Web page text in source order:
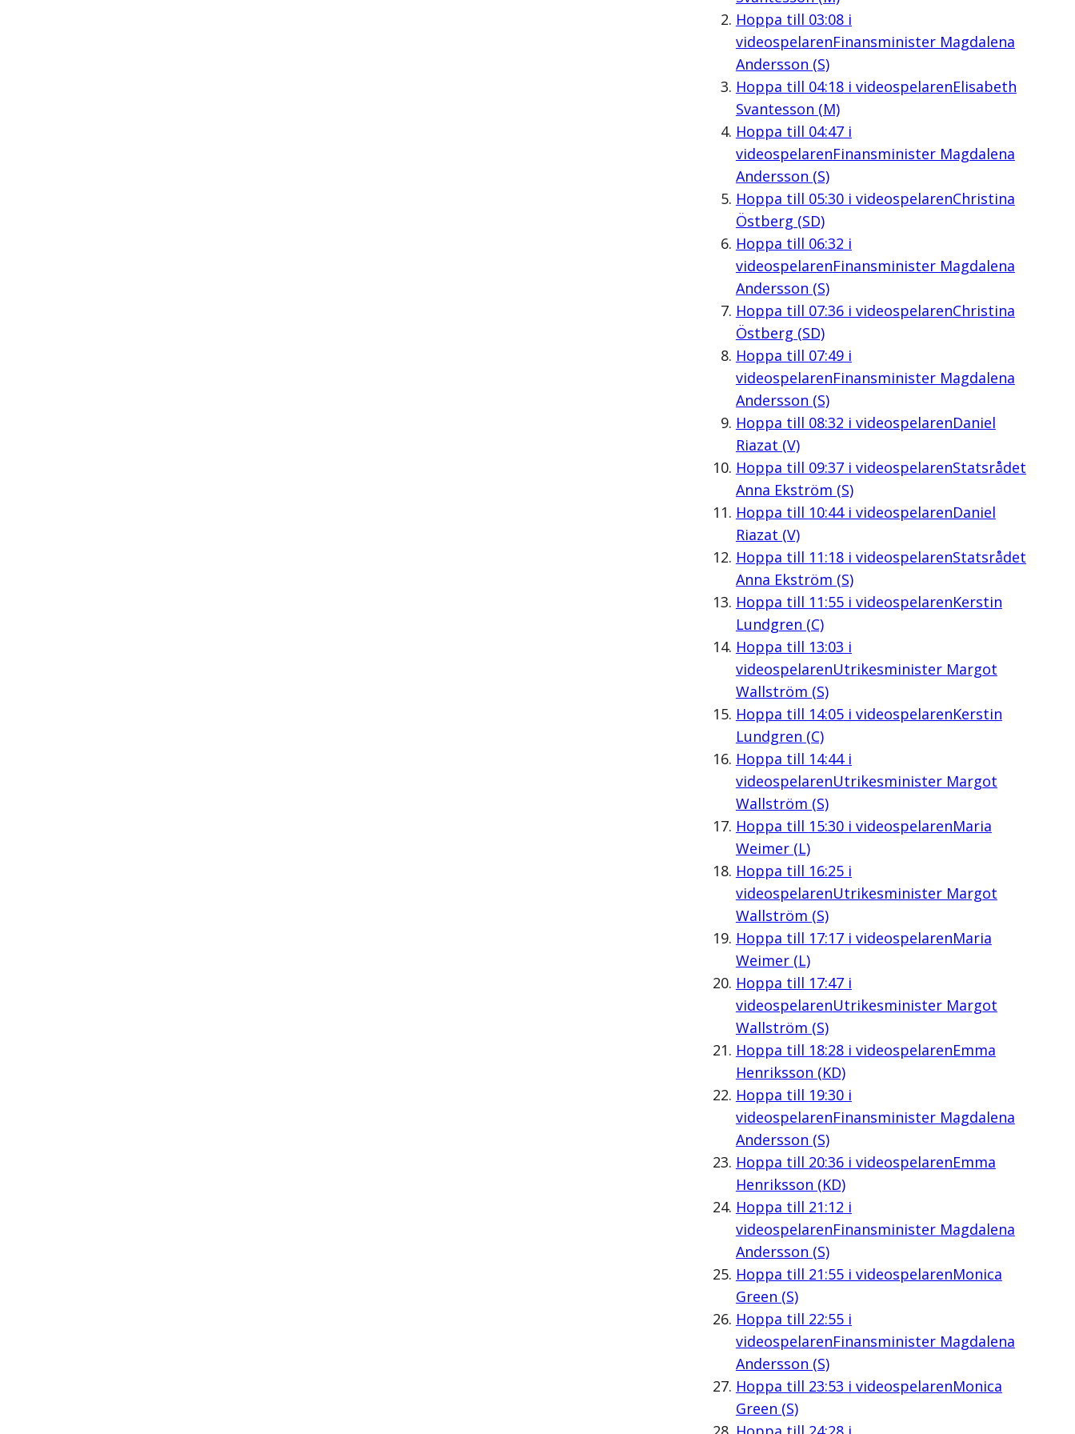
Hoppa till 03:08i
videospelarenFinansminister Magdalena
Andersson (S)
Hoppa till 04:18i videospelarenElisabeth
Svantesson (M)
Hoppa till 04:47i
videospelarenFinansminister Magdalena
Andersson (S)
Hoppa till 05:30i videospelarenChristina
Östberg (SD)
Hoppa till 06:32 i
videospelarenFinansminister Magdalena
Andersson (S)
Hoppa till 07:36i videospelarenChristina
Östberg (SD)
Hoppa till 07:49i
videospelarenFinansminister Magdalena
Andersson (S)
Hoppa till 08:32 i videospelarenDaniel
Riazat (V)
Hoppa till 09:37i videospelarenStatsrådet
Anna Ekström (S)
Hoppa till 10:44i videospelarenDaniel
Riazat (V)
Hoppa till 11:18i videospelarenStatsrådet
Anna Ekström (S)
Hoppa till 11:55i videospelarenKerstin
Lundgren (C)
Hoppa till 13:03 i
videospelarenUtrikesminister Margot
Wallström (S)
Hoppa till 14:05i videospelarenKerstin
Lundgren (C)
Hoppa till 14:44i
videospelarenUtrikesminister Margot
Wallström (S)
Hoppa till 15:30i videospelarenMaria
Weimer (L)
Hoppa till 16:25i
videospelarenUtrikesminister Margot
Wallström (S)
Hoppa till 17:17i videospelarenMaria
Weimer (L)
Hoppa till 17:47i
videospelarenUtrikesminister Margot
Wallström (S)
Hoppa till 18:28i videospelarenEmma
Henriksson (KD)
Hoppa till 19:30i
videospelarenFinansminister Magdalena
Andersson (S)
Hoppa till 20:36i videospelarenEmma
Henriksson (KD)
Hoppa till 21:12 i
videospelarenFinansminister Magdalena
Andersson (S)
Hoppa till 21:55i videospelarenMonica
Green (S)
Hoppa till 22:55i
videospelarenFinansminister Magdalena
Andersson (S)
Hoppa till 23:53 i videospelarenMonica
Green (S)